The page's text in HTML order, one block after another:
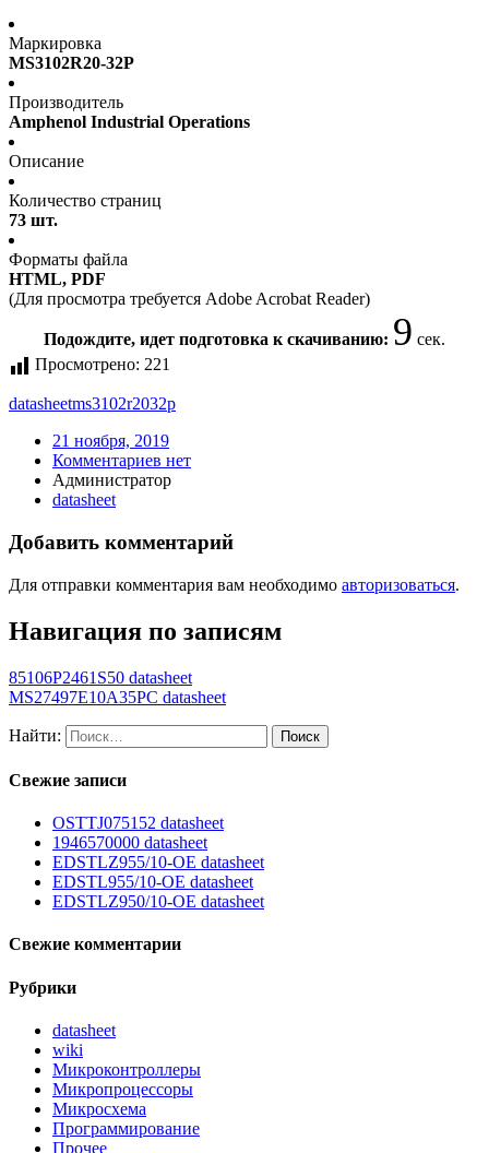
Маркировка
MS3102R20-32P
Производитель
Amphenol Industrial Operations
Описание
Количество страниц
73 шт.
Форматы файла
HTML, PDF
(Для просмотра требуется Adobe Acrobat Reader)
Подождите, идет подготовка к скачиванию: 9 сек.
Просмотрено: 221
datasheetms3102r2032p
21 ноября, 2019
Комментариев нет
Администратор
datasheet
Добавить комментарий
Для отправки комментария вам необходимо авторизоваться.
Навигация по записям
85106P2461S50 datasheet
MS27497E10A35PC datasheet
Найти:
Свежие записи
OSTTJ075152 datasheet
1946570000 datasheet
EDSTLZ955/10-OE datasheet
EDSTL955/10-OE datasheet
EDSTLZ950/10-OE datasheet
Свежие комментарии
Рубрики
datasheet
wiki
Микроконтроллеры
Микропроцессоры
Микросхема
Программирование
Прочее